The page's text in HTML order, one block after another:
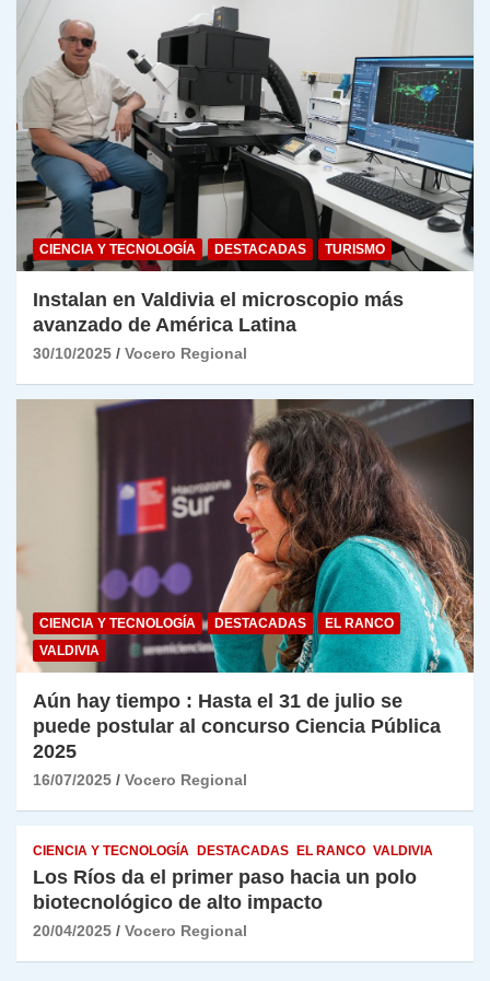
CIENCIA Y TECNOLOGÍA DESTACADAS TURISMO
Instalan en Valdivia el microscopio más
avanzado de América Latina
30/10/2025 Vocero Regional
CIENCIA Y TECNOLOGÍA DESTACADAS
EL RANCO
VALDIVIA
Aún hay tiempo : Hasta el 31 de julio se
puede postular al concurso Ciencia Pública
2025
16/07/2025 Vocero Regional
CIENCIA Y TECNOLOGÍA DESTACADAS EL RANCO VALDIVIA
Los Ríos da el primer paso hacia un polo
biotecnológico de alto impacto
20/04/2025 Vocero Regional